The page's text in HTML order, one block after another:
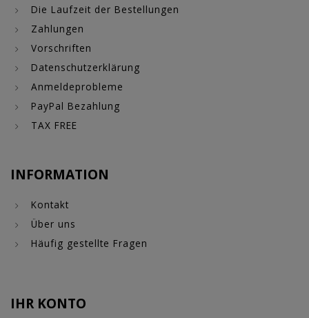
Die Laufzeit der Bestellungen
Zahlungen
Vorschriften
Datenschutzerklärung
Anmeldeprobleme
PayPal Bezahlung
TAX FREE
INFORMATION
Kontakt
Über uns
Häufig gestellte Fragen
IHR KONTO